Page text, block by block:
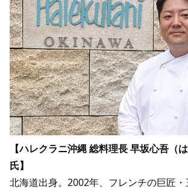
【ハレクラニ沖縄 総料理長 早坂心吾（
氏】
北海道出身。2002年、フレンチの巨匠